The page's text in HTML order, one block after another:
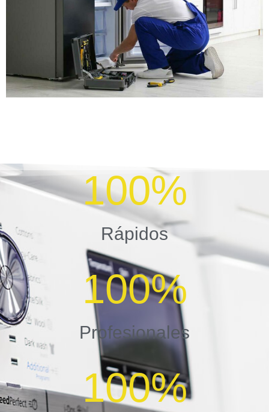
Rápidos
100%
Profesionales
100%
100%